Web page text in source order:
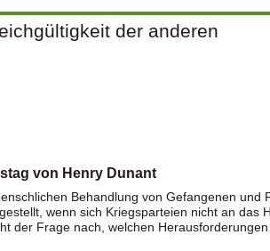
der anderen
von Henry Dunant
Behandlung von Gefangenen und
wenn sich Kriegsparteien nicht an das
der Frage nach, welchen Herausforderungen